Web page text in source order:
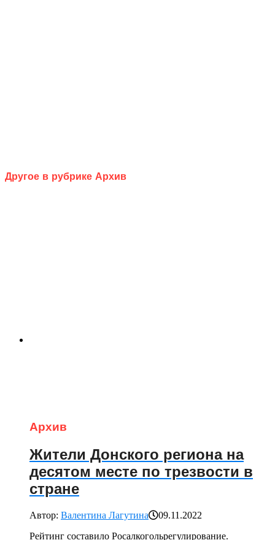
Другое в рубрике Архив
Архив
Жители Донского региона на
десятом месте по трезвости в
стране
Автор: Валентина Лагутина
09.11.2022
Рейтинг составило Росалкогольрегулирование.